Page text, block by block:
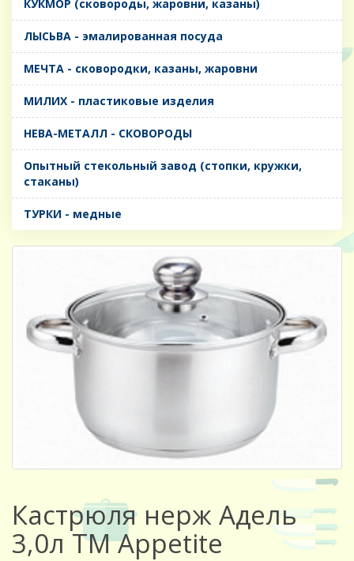
КУКМОР (сковороды, жаровни, казаны)
ЛЫСЬВА - эмалированная посуда
МЕЧТА - сковородки, казаны, жаровни
МИЛИХ - пластиковые изделия
НЕВА-МЕТАЛЛ - СКОВОРОДЫ
Опытный стекольный завод (стопки, кружки,
стаканы)
ТУРКИ - медные
Кастрюля нерж Адель
3,0л ТМ Appetite